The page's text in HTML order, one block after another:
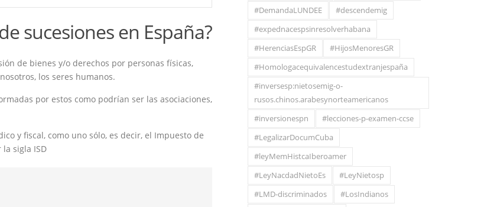
sucesiones en España?
de bienes y/o derechos por personas físicas,
los seres humanos.
por estos como podrían ser las asociaciones,
y fiscal, como uno sólo, es decir, el Impuesto de
sigla ISD
#DemandaLUNDEE
#descendemig
#expednacespsinresolverhabana
#HerenciasEspGR
#HijosMenoresGR
#Homologacequivalencestudextranjespaña
#inversesp:nietosemig-o-
rusos.chinos.arabesynorteamericanos
#inversionespn
#lecciones-p-examen-ccse
#LegalizarDocumCuba
#leyMemHistcaIberoamer
#LeyNacdadNietoEs
#LeyNietosp
#LMD-discriminados
#LosIndianos